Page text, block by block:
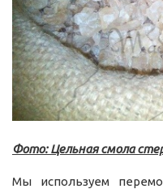
Фото: Цельная смола
Мы используем